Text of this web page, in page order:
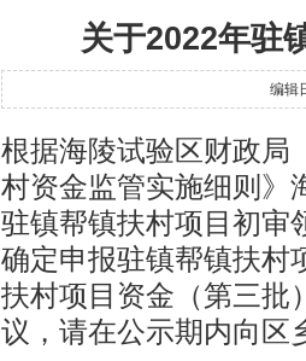
关于2022年驻
编辑
根据海陵试验区财政局
村资金监管实施细则》
驻镇帮镇扶村项目初审
确定申报驻镇帮镇扶村
扶村项目资金（第三批
议，请在公示期内向区